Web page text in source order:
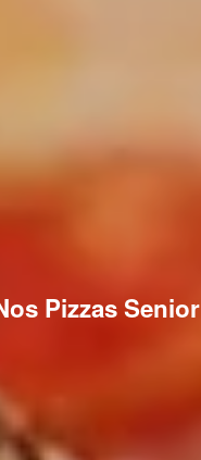
Pizzas Senior